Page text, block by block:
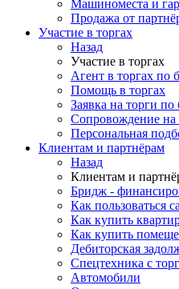
Машиноместа и
Продажа от
Участие в торгах
Назад
Участие в торгах
Агент в торгах по
Помощь в торгах
Заявка на торги по
Сопровождение на
Персональная
Клиентам и партнёрам
Назад
Клиентам и
Бридж -
Как пользоваться
Как купить
Как купить
Дебиторская
Спецтехника с
Автомобили